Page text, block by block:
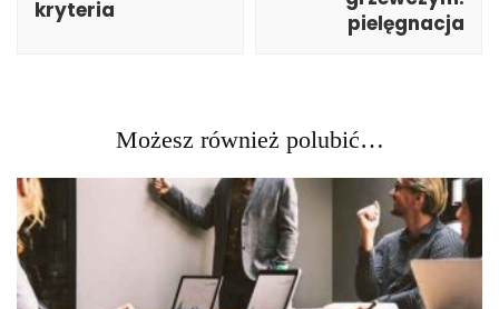
kryteria
pielęgnacja
Możesz również polubić…